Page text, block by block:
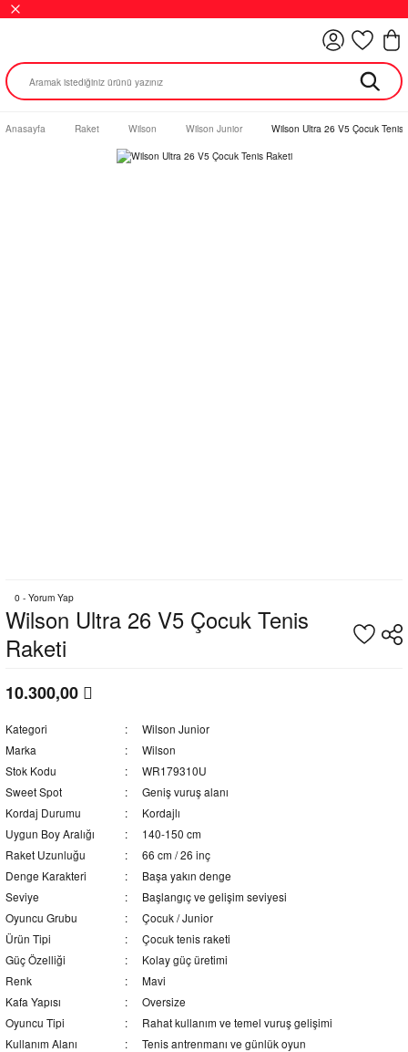
Anasayfa Raket Wilson Wilson Junior Wilson Ultra 26 V5 Çocuk Tenis
0 - Yorum Yap
Wilson Ultra 26 V5 Çocuk Tenis
Raketi
10.300,00
Kategori
Wilson Junior
Marka
Wilson
Stok Kodu
WR179310U
Sweet Spot
Geniş vuruş alanı
Kordaj Durumu
Kordajlı
Uygun Boy Aralığı
140-150 cm
Raket Uzunluğu
66 cm / 26 inç
Denge Karakteri
Başa yakın denge
Seviye
Başlangıç ve gelişim seviyesi
Oyuncu Grubu
Çocuk / Junior
Ürün Tipi
Çocuk tenis raketi
Güç Özelliği
Kolay güç üretimi
Renk
Mavi
Kafa Yapısı
Oversize
Oyuncu Tipi
Rahat kullanım ve temel vuruş gelişimi
Kullanım Alanı
Tenis antrenmanı ve günlük oyun